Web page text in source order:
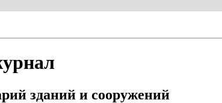
зданий и сооружений